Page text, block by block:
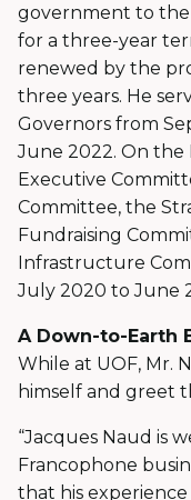
government to the
for a three-year
renewed by the
three years. He
Governors from
June 2022. On the
Executive
Committee, the
Fundraising
Infrastructure
July 2020 to June
A Down-to-Earth
While at UOF, Mr.
himself and greet
“Jacques Naud is
Francophone
that his experience